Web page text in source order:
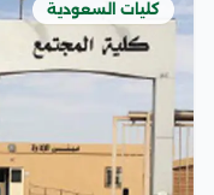
كليات السعودية